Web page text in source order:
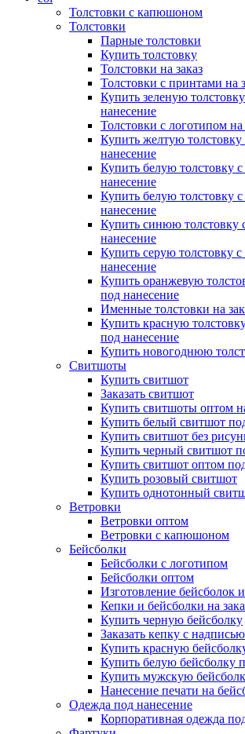
Толстовки с капюшоном
Толстовки
Парные толстовки
Купить толстовку
Толстовки на заказ
Толстовки с принтами на
Купить зеленую
нанесение
Толстовки с логотипом на
Купить желтую
нанесение
Купить белую толстовку
нанесение
Купить белую толстовку
нанесение
Купить синюю
нанесение
Купить серую толстовку
нанесение
Купить оранжевую
под нанесение
Именные толстовки на
Купить красную
под нанесение
Купить новогоднюю
Свитшоты
Купить свитшот
Заказать свитшот
Купить свитшоты оптом
Купить белый свитшот
Купить свитшот без
Купить черный свитшот
Купить свитшот оптом
Купить розовый свитшот
Купить однотонный
Ветровки
Ветровки оптом
Ветровки с капюшоном
Бейсболки
Бейсболки с логотипом
Бейсболки оптом
Изготовление бейсболок
Кепки и бейсболки на
Купить черную бейсболку
Заказать кепку с надписью
Купить красную
Купить белую бейсболку
Купить мужскую
Нанесение печати на
Одежда под нанесение
Корпоративная одежда